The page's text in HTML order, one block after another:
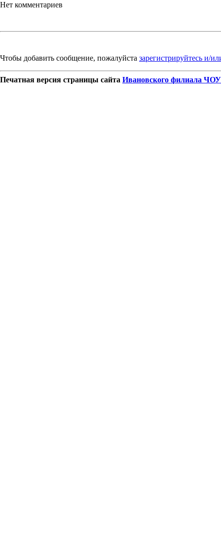
Нет комментариев
Чтобы добавить сообщение, пожалуйста зарегистрируйтесь и/
Печатная версия страницы сайта Ивановского филиала